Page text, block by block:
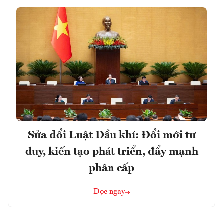
Sửa đổi Luật Dầu khí: Đổi mới tư
duy, kiến tạo phát triển, đẩy mạnh
phân cấp
Đọc ngay